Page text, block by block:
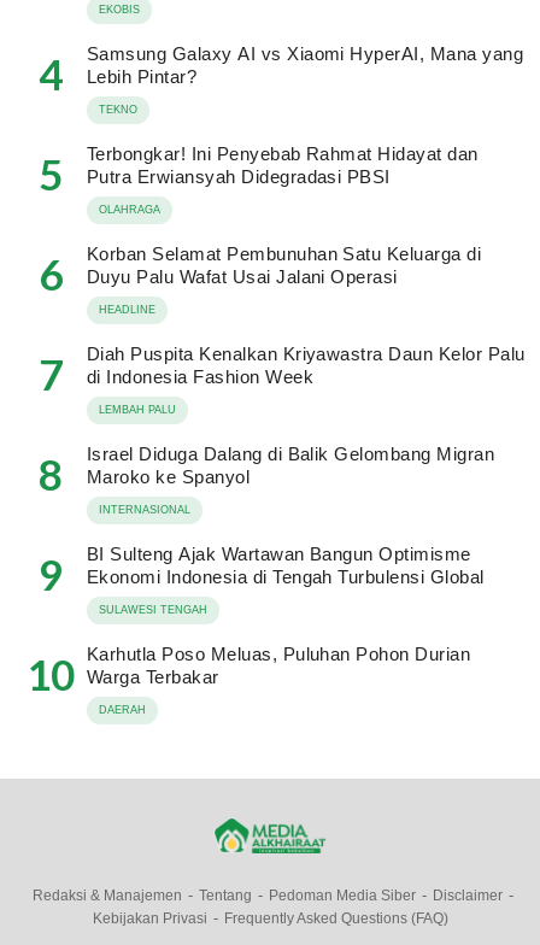
EKOBIS
4
Samsung Galaxy AI vs Xiaomi HyperAI, Mana yang
Lebih Pintar?
TEKNO
5
Terbongkar! Ini Penyebab Rahmat Hidayat dan
Putra Erwiansyah Didegradasi PBSI
OLAHRAGA
6
Korban Selamat Pembunuhan Satu Keluarga di
Duyu Palu Wafat Usai Jalani Operasi
HEADLINE
7
Diah Puspita Kenalkan Kriyawastra Daun Kelor Palu
di Indonesia Fashion Week
LEMBAH PALU
8
Israel Diduga Dalang di Balik Gelombang Migran
Maroko ke Spanyol
INTERNASIONAL
9
BI Sulteng Ajak Wartawan Bangun Optimisme
Ekonomi Indonesia di Tengah Turbulensi Global
SULAWESI TENGAH
10
Karhutla Poso Meluas, Puluhan Pohon Durian
Warga Terbakar
DAERAH
Redaksi & Manajemen Tentang Pedoman Media Siber
Disclaimer
Kebijakan Privasi
Frequently Asked Questions (FAQ)